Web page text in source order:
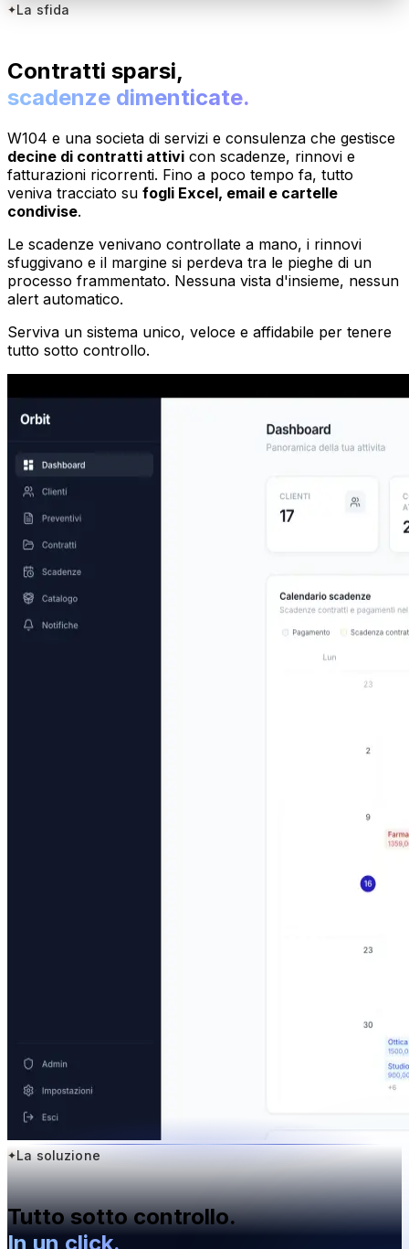
La sfida
Contratti sparsi,
scadenze dimenticate.
W104 e una societa di servizi e consulenza che gestisce
decine di contratti attivi con scadenze, rinnovi e
fatturazioni ricorrenti. Fino a poco tempo fa, tutto
veniva tracciato su fogli Excel, email e cartelle
condivise.
Le scadenze venivano controllate a mano, i rinnovi
sfuggivano e il margine si perdeva tra le pieghe di un
processo frammentato. Nessuna vista d'insieme, nessun
alert automatico.
Serviva un sistema unico, veloce e affidabile per tenere
tutto sotto controllo.
La soluzione
Tutto sotto controllo.
In un click.